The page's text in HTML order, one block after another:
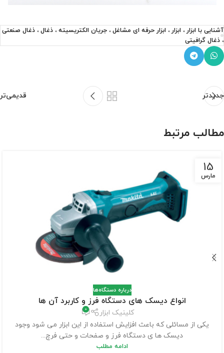
آشنایی با ابزار ، ابزار ، ابزار حرفه ای مشاغل ، جریان الکتریسیته ، ذغال ، ذغال صنعتی
، ذغال گرافیتی
جدیدتر قدیمی‌تر
مطالب مرتبط
15
مارس
درباره دستگاه‌ها
انواع دیسک های دستگاه فرز و کاربرد آن ها
کلینیک ابزار 0
یکی از مسائلی که باعث افزایش استفاده از این ابزار می شود وجود
دیسک ها ی دستگاه فرز و صفحات و حتی فرچ...
ادامه مطلب